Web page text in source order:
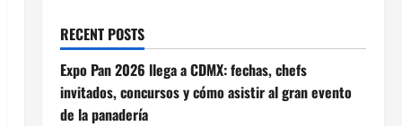
RECENT POSTS
Expo Pan 2026 llega a CDMX: fechas, chefs
invitados, concursos y cómo asistir al gran evento
de la panadería